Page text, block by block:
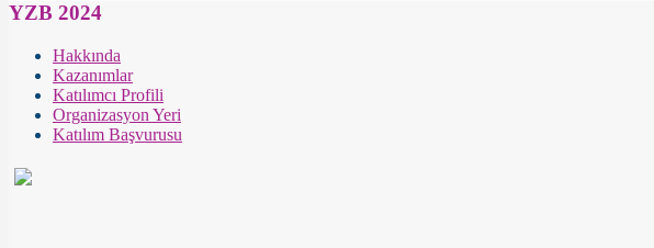
YZB 2024
Hakkında
Kazanımlar
Katılımcı Profili
Organizasyon Yeri
Katılım Başvurusu